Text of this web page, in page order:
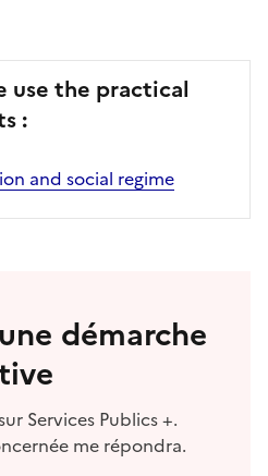
use the practical
:
and social regime
démarche
Services Publics +.
me répondra.